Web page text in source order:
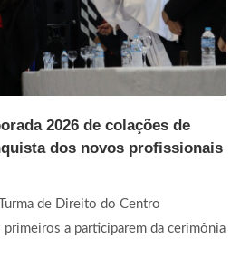
2026 de colações de
dos novos profissionais
de Direito do Centro
a participarem da cerimônia